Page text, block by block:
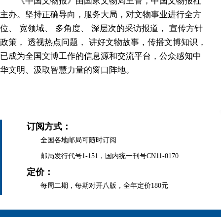
主办。坚持正确导向，服务大局，对文物事业进行全方
位、 宽领域、 多角度、 深层次的采访报道， 宣传方针
政策， 透视热点问题， 讲好文物故事，传播文博知识，
已成为全国文博工作的信息源和交流平台，公众感知中
华文明、汲取智慧力量的窗口阵地。
订阅方式：
全国各地邮局可随时订阅
邮局发行代号1-151，国内统一刊号CN11-0170
定价：
每周二期，每期对开八版，全年定价180元